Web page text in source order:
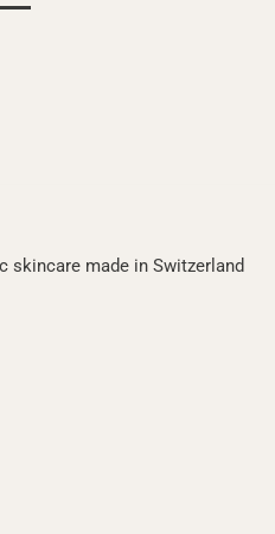
skincare made in Switzerland